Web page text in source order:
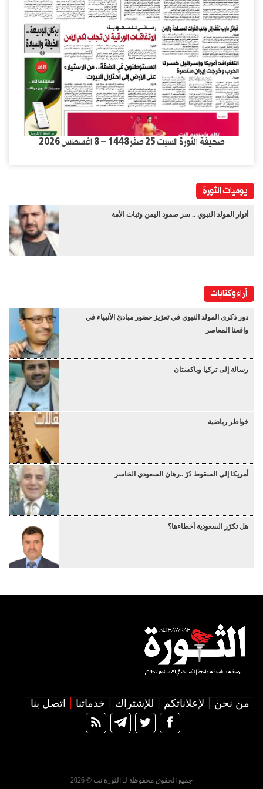
صحيفة الثورة السبت 25 صفر1448 – 8 اغسطس 2026
يوميات الثورة
أنوار المولد النبوي .. سر صمود اليمن وثبات الأمة
آراء وكتابات
دور ذكرى المولد النبوي في تعزيز حضور مبادئ الأنبياء في
واقعنا المعاصر
رسالة إلى تركيا وباكستان
خواطر رياضية
أمريكا إلى السقوط دُرْ ..رهان السعودي الخاسر
هل تكرّر السعودية أخطاءها؟
من نحن لإعلاناتكم للإشتراك خدماتنا اتصل بنا
جميع الحقوق محفوظة لـ الثورة نت © 2026